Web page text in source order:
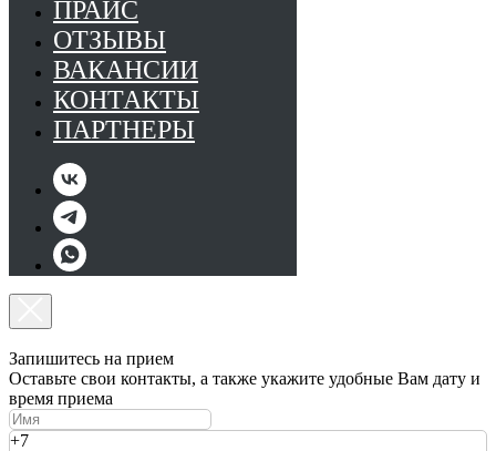
ПРАЙС
ОТЗЫВЫ
ВАКАНСИИ
КОНТАКТЫ
ПАРТНЕРЫ
Запишитесь на прием
Оставьте свои контакты, а также укажите удобные Вам дату и
время приема
+7